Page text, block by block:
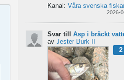
Kanal: Våra svenska
2026-
Svar till Asp i bräckt
av Jester Burk II
2